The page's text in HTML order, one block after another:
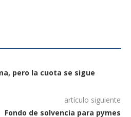
pero la cuota se sigue
artículo siguiente
Fondo de solvencia para pymes